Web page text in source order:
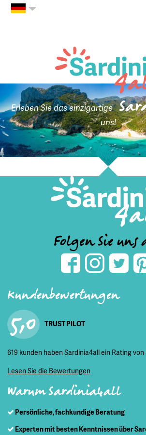
Erleben Sie das einzigartige
uns!
Folgen Sie uns
Kundenbewertungen
5,0 TRUST PILOT
619 kunden haben Sardinia4all ein Rating
Lesen Sie die Bewertungen
Warum Sardinia4all
Persönliche, fachkundige Beratung
Experten mit besten Kenntnissen über